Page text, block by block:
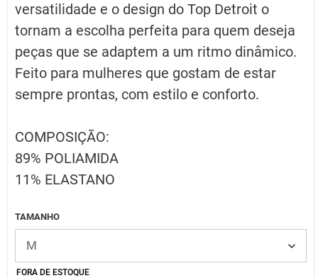
versatilidade e o design do Top Detroit o
tornam a escolha perfeita para quem deseja
peças que se adaptem a um ritmo dinâmico.
Feito para mulheres que gostam de estar
sempre prontas, com estilo e conforto.
COMPOSIÇÃO:
89% POLIAMIDA
11% ELASTANO
TAMANHO
FORA DE ESTOQUE